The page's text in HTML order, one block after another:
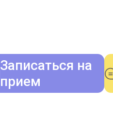
Записаться на
прием